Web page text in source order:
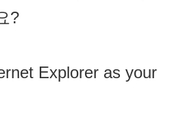
?
Explorer as your